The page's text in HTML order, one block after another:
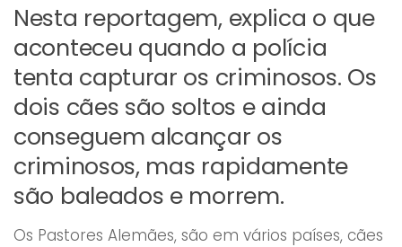
Nesta reportagem, explica o que
aconteceu quando a polícia
tenta capturar os criminosos. Os
dois cães são soltos e ainda
conseguem alcançar os
criminosos, mas rapidamente
são baleados e morrem.
Os Pastores Alemães, são em vários países, cães